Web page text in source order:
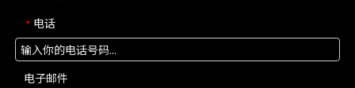
* 电话
电子邮件